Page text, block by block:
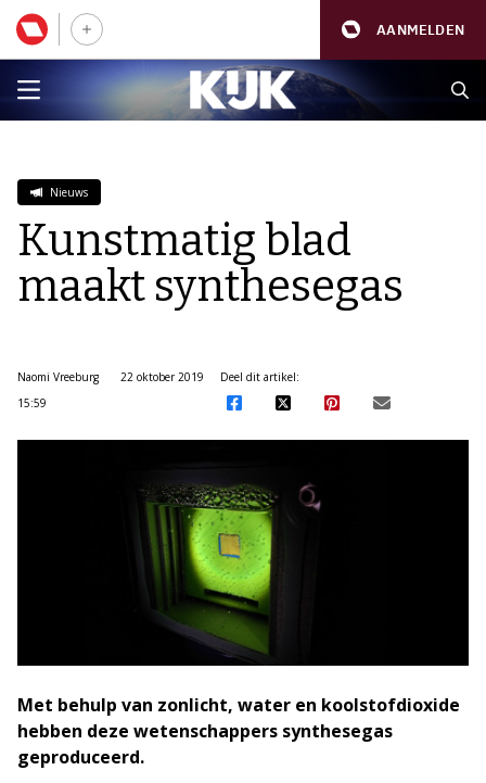
AANMELDEN
Nieuws
Kunstmatig blad
maakt synthesegas
Naomi Vreeburg
22 oktober 2019
15:59
Deel dit artikel:
Met behulp van zonlicht, water en koolstofdioxide
hebben deze wetenschappers synthesegas
geproduceerd.